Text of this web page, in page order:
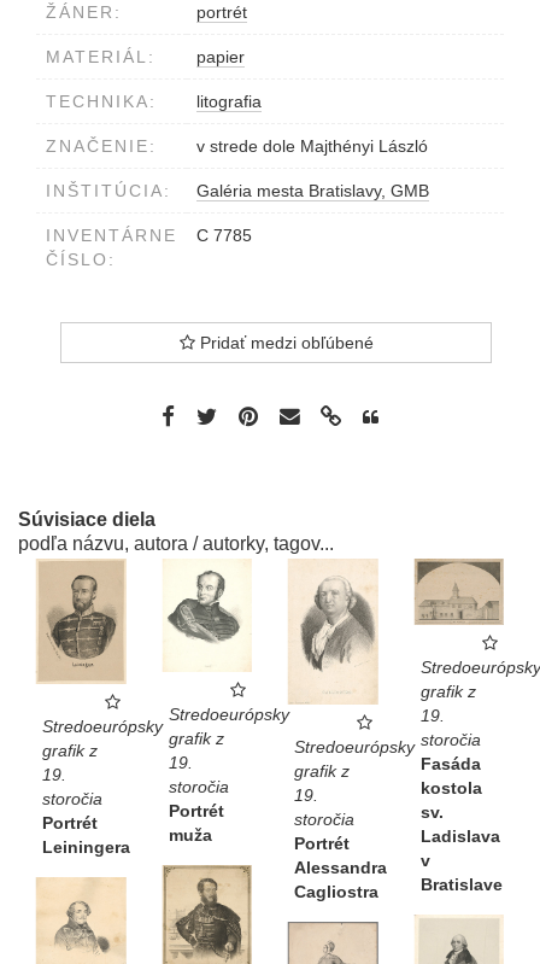
ŽÁNER: portrét
MATERIÁL: papier
TECHNIKA: litografia
ZNAČENIE: v strede dole Majthényi László
INŠTITÚCIA: Galéria mesta Bratislavy, GMB
INVENTÁRNE
ČÍSLO:
C 7785
Pridať medzi obľúbené
Súvisiace diela
podľa názvu, autora / autorky, tagov...
Stredoeurópsky
grafik z
19.
storočia
Portrét
Leiningera
Stredoeurópsky
grafik z
19.
storočia
Portrét
muža
Stredoeurópsky
grafik z
19.
storočia
Portrét
Alessandra
Cagliostra
Stredoeurópsky
grafik z
19.
storočia
Fasáda
kostola
sv.
Ladislava
v
Bratislave